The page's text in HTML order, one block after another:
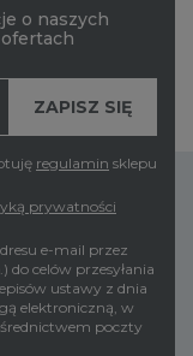
o naszych
regulamin sklepu
prywatności
e-mail przez
do celów przesyłania
ustawy z dnia
elektroniczną, w
poczty